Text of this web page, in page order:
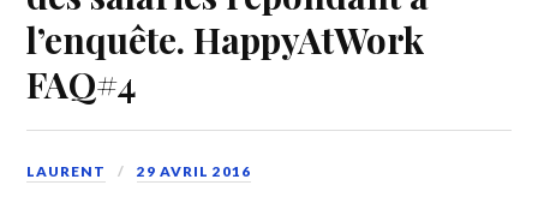
l’enquête. HappyAtWork
FAQ#4
LAURENT 29 AVRIL 2016